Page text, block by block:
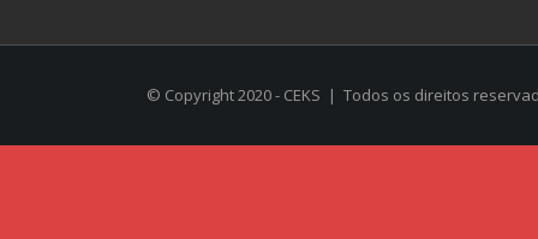
© Copyright 2020 - CEKS | Todos os direitos